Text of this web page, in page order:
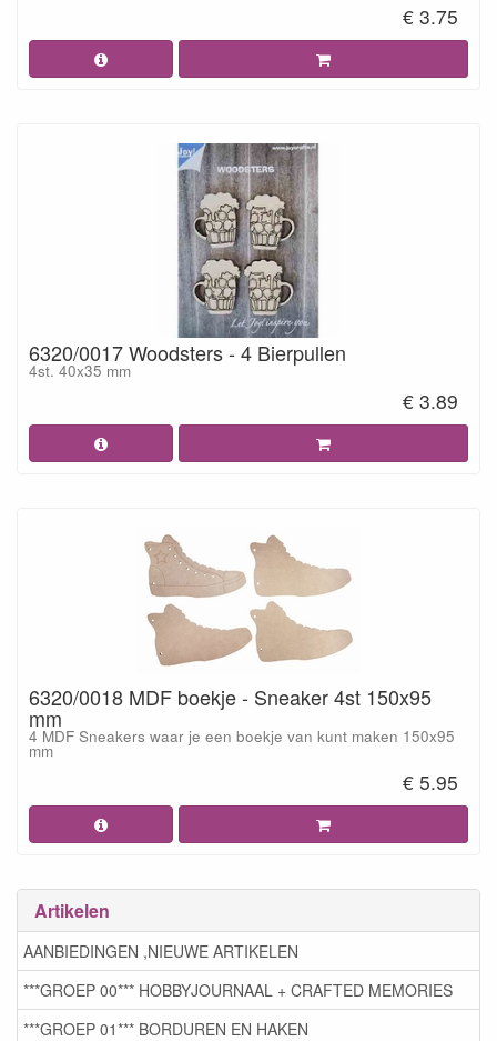
€ 3.75
6320/0017 Woodsters - 4 Bierpullen
4st. 40x35 mm
€ 3.89
6320/0018 MDF boekje - Sneaker 4st 150x95
mm
4 MDF Sneakers waar je een boekje van kunt maken 150x95
mm
€ 5.95
Artikelen
AANBIEDINGEN ,NIEUWE ARTIKELEN
***GROEP 00*** HOBBYJOURNAAL + CRAFTED MEMORIES
***GROEP 01*** BORDUREN EN HAKEN